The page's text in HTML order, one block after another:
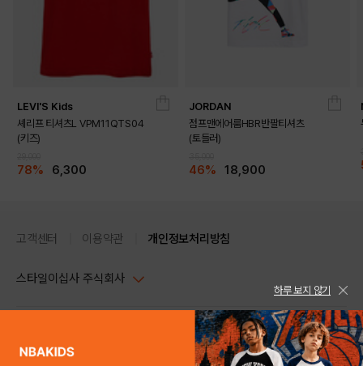
LEVI'S Kids
셰리프 티셔츠L VPM11QTS04
(키즈)
78% 6,300
JORDAN
점프맨에어룸HBR반팔티셔츠
(토들러)
46% 18,900
고객센터 이용약관 개인정보처리방침
스타일이십사 주식회사
주소 : 서울시 강남구 논현로 633, 6층 (논현동, 한세엠케이빌딩)
사업자등록번호 : 116-81-32499
스타일24 고객센터 1544-5336
하루 보지 않기